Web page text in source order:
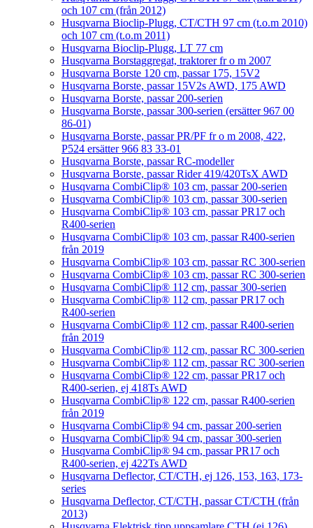
och 107 cm (från 2012)
Husqvarna Bioclip-Plugg, CT/CTH 97 cm (t.o.m 2010)
och 107 cm (t.o.m 2011)
Husqvarna Bioclip-Plugg, LT 77 cm
Husqvarna Borstaggregat, traktorer fr o m 2007
Husqvarna Borste 120 cm, passar 175, 15V2
Husqvarna Borste, passar 15V2s AWD, 175 AWD
Husqvarna Borste, passar 200-serien
Husqvarna Borste, passar 300-serien (ersätter 967 00
86-01)
Husqvarna Borste, passar PR/PF fr o m 2008, 422,
P524 ersätter 966 83 33-01
Husqvarna Borste, passar RC-modeller
Husqvarna Borste, passar Rider 419/420TsX AWD
Husqvarna CombiClip® 103 cm, passar 200-serien
Husqvarna CombiClip® 103 cm, passar 300-serien
Husqvarna CombiClip® 103 cm, passar PR17 och
R400-serien
Husqvarna CombiClip® 103 cm, passar R400-serien
från 2019
Husqvarna CombiClip® 103 cm, passar RC 300-serien
Husqvarna CombiClip® 103 cm, passar RC 300-serien
Husqvarna CombiClip® 112 cm, passar 300-serien
Husqvarna CombiClip® 112 cm, passar PR17 och
R400-serien
Husqvarna CombiClip® 112 cm, passar R400-serien
från 2019
Husqvarna CombiClip® 112 cm, passar RC 300-serien
Husqvarna CombiClip® 112 cm, passar RC 300-serien
Husqvarna CombiClip® 122 cm, passar PR17 och
R400-serien, ej 418Ts AWD
Husqvarna CombiClip® 122 cm, passar R400-serien
från 2019
Husqvarna CombiClip® 94 cm, passar 200-serien
Husqvarna CombiClip® 94 cm, passar 300-serien
Husqvarna CombiClip® 94 cm, passar PR17 och
R400-serien, ej 422Ts AWD
Husqvarna Deflector, CT/CTH, ej 126, 153, 163, 173-
series
Husqvarna Deflector, CT/CTH, passar CT/CTH (från
2013)